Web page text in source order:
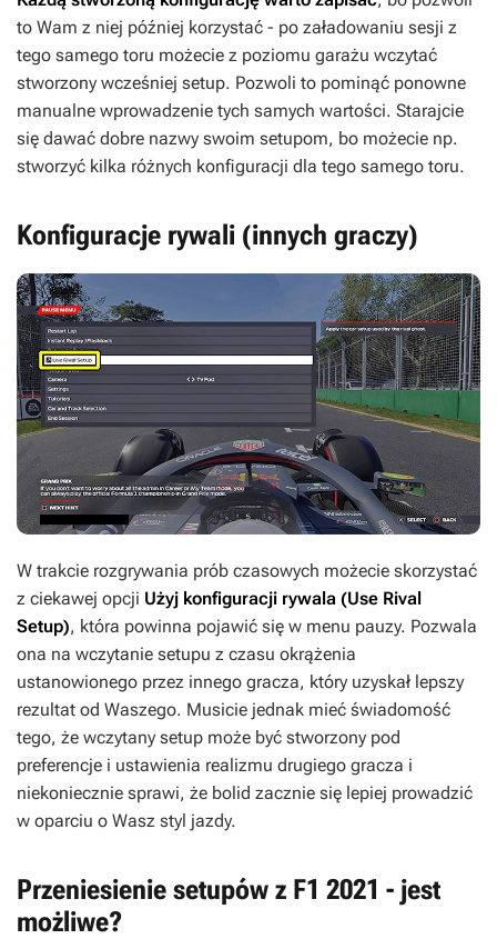
to Wam z niej później korzystać - po załadowaniu sesji z
tego samego toru możecie z poziomu garażu wczytać
stworzony wcześniej setup. Pozwoli to pominąć ponowne
manualne wprowadzenie tych samych wartości. Starajcie
się dawać dobre nazwy swoim setupom, bo możecie np.
stworzyć kilka różnych konfiguracji dla tego samego toru.
Konfiguracje rywali (innych graczy)
W trakcie rozgrywania prób czasowych możecie skorzystać
z ciekawej opcji Użyj konfiguracji rywala (Use Rival
Setup), która powinna pojawić się w menu pauzy. Pozwala
ona na wczytanie setupu z czasu okrążenia
ustanowionego przez innego gracza, który uzyskał lepszy
rezultat od Waszego. Musicie jednak mieć świadomość
tego, że wczytany setup może być stworzony pod
preferencje i ustawienia realizmu drugiego gracza i
niekoniecznie sprawi, że bolid zacznie się lepiej prowadzić
w oparciu o Wasz styl jazdy.
Przeniesienie setupów z F1 2021 - jest
możliwe?